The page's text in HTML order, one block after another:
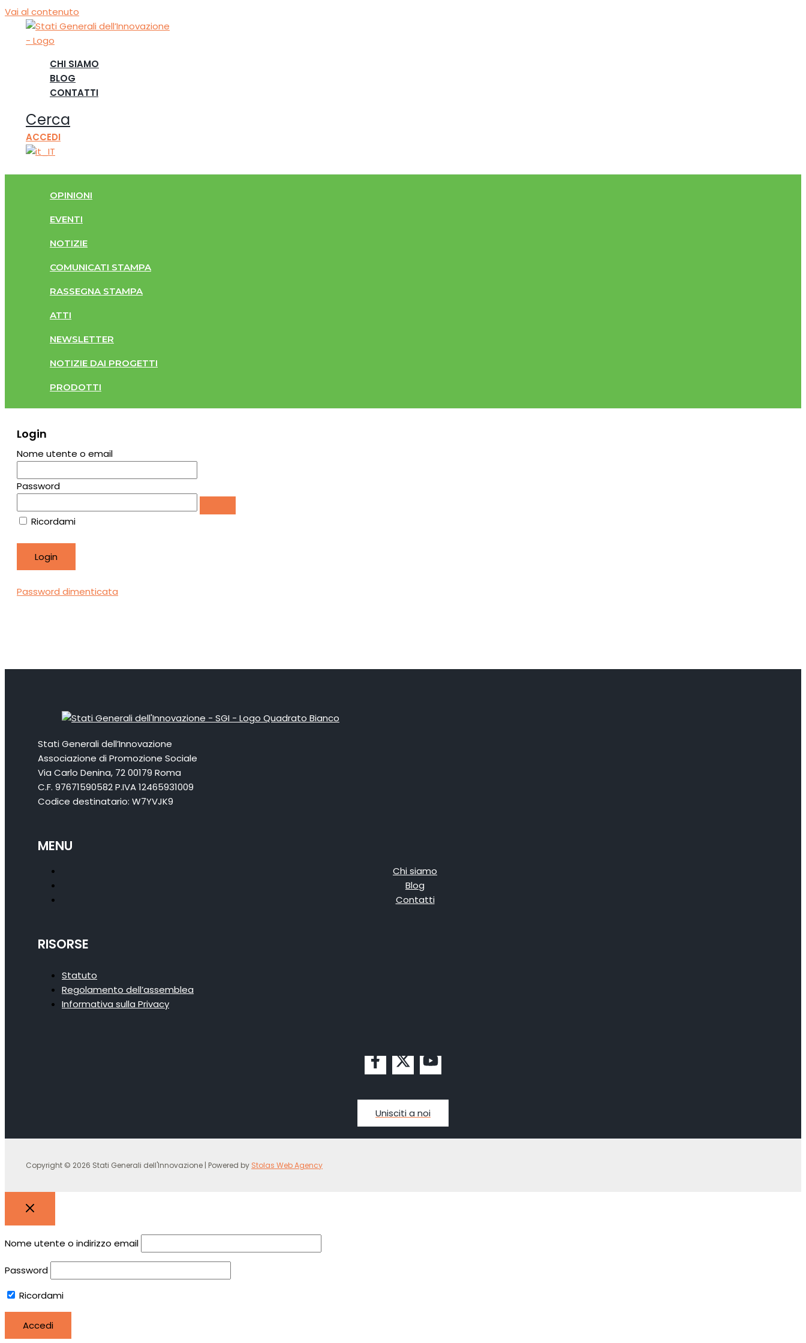
Vai al contenuto
CHI SIAMO
BLOG
CONTATTI
Cerca
ACCEDI
OPINIONI
EVENTI
NOTIZIE
COMUNICATI STAMPA
RASSEGNA STAMPA
ATTI
NEWSLETTER
NOTIZIE DAI PROGETTI
PRODOTTI
Login
Nome utente o email
Password
Ricordami
Password dimenticata
Stati Generali dell’Innovazione
Associazione di Promozione Sociale
Via Carlo Denina, 72 00179 Roma
C.F. 97671590582 P.IVA 12465931009
Codice destinatario: W7YVJK9
MENU
Chi siamo
Blog
Contatti
RISORSE
Statuto
Regolamento dell’assemblea
Informativa sulla Privacy
Unisciti a noi
Copyright © 2026 Stati Generali dell'Innovazione | Powered by Stolas Web Agency
Nome utente o indirizzo email
Password
Ricordami